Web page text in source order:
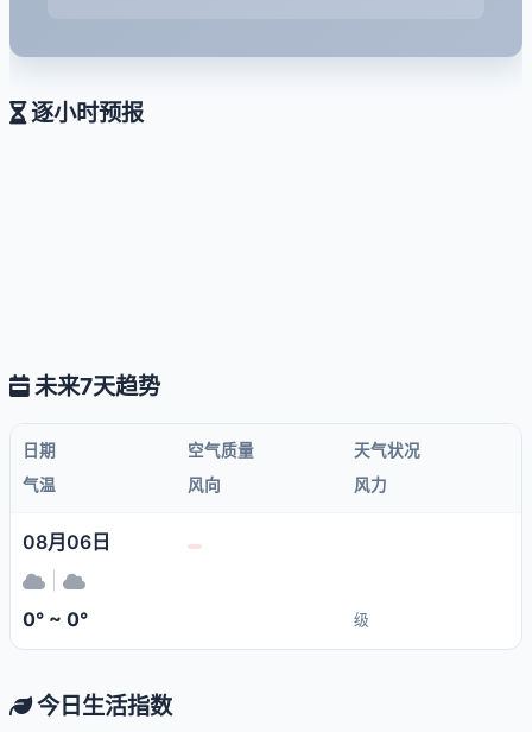
逐小时预报
未来7天趋势
日期 空气质量
天气状况
气温
风向 风力
08月06日
0° ~ 0° 级
今日生活指数